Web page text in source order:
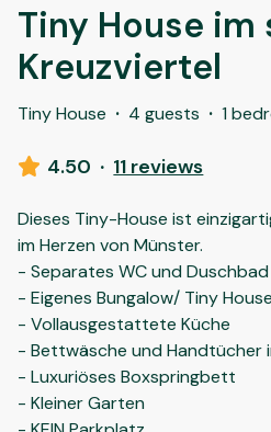
Tiny House im
Kreuzviertel
Tiny House · 4 guests · 1
4.50 · 11 reviews
Dieses Tiny-House ist
im Herzen von Münster.
- Separates WC und Duschbad
- Eigenes Bungalow/ Tiny
- Vollausgestattete Küche
- Bettwäsche und Handtücher
- Luxuriöses Boxspringbett
- Kleiner Garten